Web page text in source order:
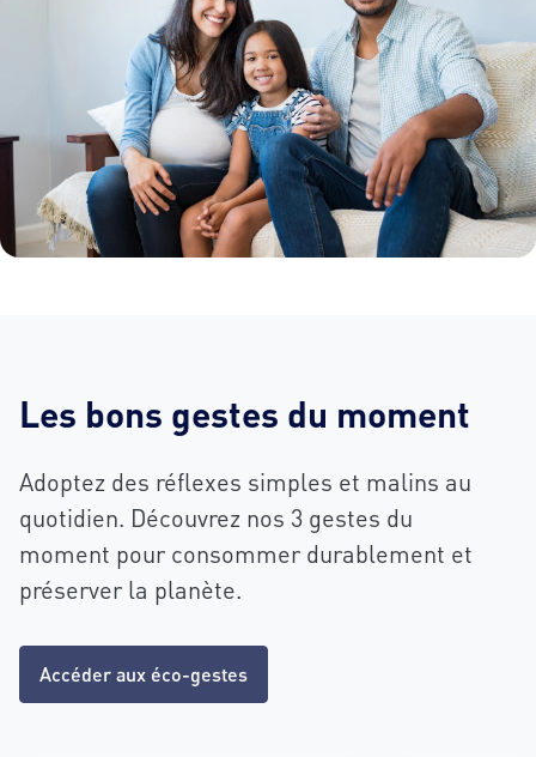
Les bons gestes du moment
Adoptez des réflexes simples et malins au
quotidien. Découvrez nos 3 gestes du
moment pour consommer durablement et
préserver la planète.
Accéder aux éco-gestes